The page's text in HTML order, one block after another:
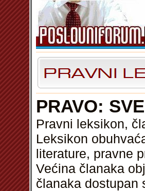
PRAVO:
Pravni leksikon,
Leksikon
literature, pravne
Većina članaka
članaka dostupan